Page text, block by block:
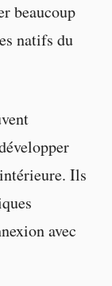
beaucoup
natifs du
Ils
avec